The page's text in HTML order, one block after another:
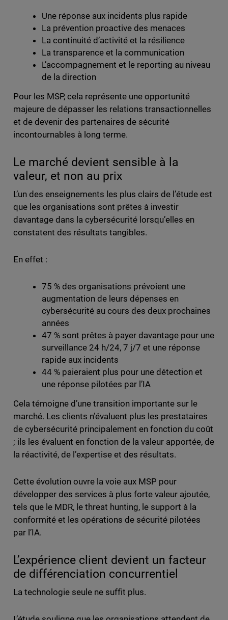
Une réponse aux incidents plus rapide
La prévention proactive des menaces
La continuité d’activité et la résilience
La transparence et la communication
L’accompagnement et le reporting au niveau
de la direction
Pour les MSP, cela représente une opportunité
majeure de dépasser les relations transactionnelles
et de devenir des partenaires de sécurité
incontournables à long terme.
Le marché devient sensible à la
valeur, et non au prix
L’un des enseignements les plus clairs de l’étude est
que les organisations sont prêtes à investir
davantage dans la cybersécurité lorsqu’elles en
constatent des résultats tangibles.
En effet :
75 % des organisations prévoient une
augmentation de leurs dépenses en
cybersécurité au cours des deux prochaines
années
47 % sont prêtes à payer davantage pour une
surveillance 24 h/24, 7 j/7 et une réponse
rapide aux incidents
44 % paieraient plus pour une détection et
une réponse pilotées par l’IA
Cela témoigne d’une transition importante sur le
marché. Les clients n’évaluent plus les prestataires
de cybersécurité principalement en fonction du coût
; ils les évaluent en fonction de la valeur apportée, de
la réactivité, de l’expertise et des résultats.
Cette évolution ouvre la voie aux MSP pour
développer des services à plus forte valeur ajoutée,
tels que le MDR, le threat hunting, le support à la
conformité et les opérations de sécurité pilotées
par l’IA.
L’expérience client devient un facteur
de différenciation concurrentiel
La technologie seule ne suffit plus.